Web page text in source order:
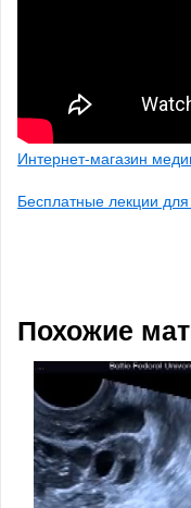
Интернет-магазин
Бесплатные лекции
Похожие